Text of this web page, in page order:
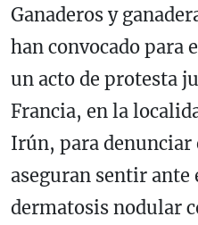
Ganaderos y
han convocado para
un acto de protesta
Francia, en la
Irún, para denunciar
aseguran sentir ante
dermatosis nodular